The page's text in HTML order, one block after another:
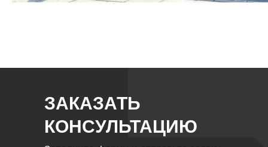
ЗАКАЗАТЬ
КОНСУЛЬТАЦИЮ